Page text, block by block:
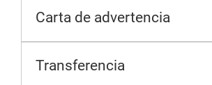
Carta de advertencia
Transferencia